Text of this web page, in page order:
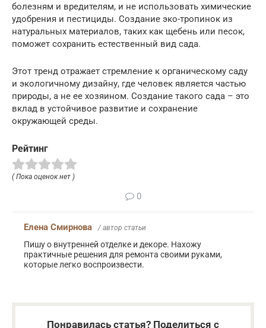
болезням и вредителям, и не использовать химические
удобрения и пестициды. Создание эко-тропинок из
натуральных материалов, таких как щебень или песок,
поможет сохранить естественный вид сада.
Этот тренд отражает стремление к органическому саду
и экологичному дизайну, где человек является частью
природы, а не ее хозяином. Создание такого сада – это
вклад в устойчивое развитие и сохранение
окружающей среды.
Рейтинг
( Пока оценок нет )
0
Елена Смирнова / автор статьи
Пишу о внутренней отделке и декоре. Нахожу
практичные решения для ремонта своими руками,
которые легко воспроизвести.
Понравилась статья? Поделиться с